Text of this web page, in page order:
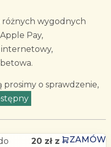
różnych wygodnych
Pay,
internetowy,
o sprawdzenie,
20 zł z
ZAMÓW